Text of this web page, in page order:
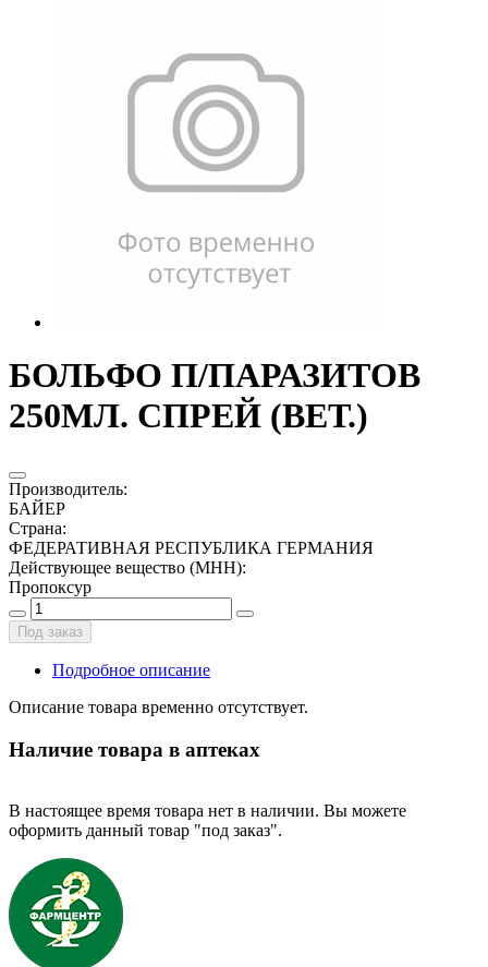
БОЛЬФО П/ПАРАЗИТОВ
250МЛ. СПРЕЙ (ВЕТ.)
Производитель:
БАЙЕР
Страна:
ФЕДЕРАТИВНАЯ РЕСПУБЛИКА ГЕРМАНИЯ
Действующее вещество (МНН):
Пропоксур
Под заказ
Подробное описание
Описание товара временно отсутствует.
Наличие товара в аптеках
В настоящее время товара нет в наличии. Вы можете
оформить данный товар "под заказ".